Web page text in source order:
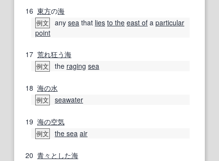
16 東方の海
例文 any sea that lies to the east of a particular
point
17 荒れ狂う海
例文 the raging sea
18 海の水
例文 seawater
19 海の空気
例文 the sea air
20 青々とした海